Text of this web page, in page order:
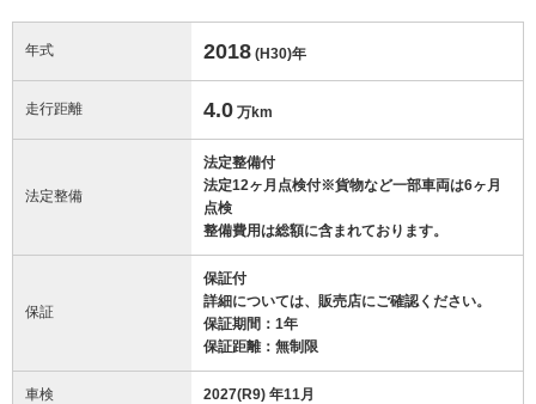
年式 2018 (H30)年
走行距離 4.0 万km
法定整備
法定整備付
法定12ヶ月点検付※貨物など一部車両は6ヶ月
点検
整備費用は総額に含まれております。
保証
保証付
詳細については、販売店にご確認ください。
保証期間：1年
保証距離：無制限
車検 2027(R9) 年11月